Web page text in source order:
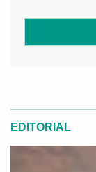
EDITORIAL